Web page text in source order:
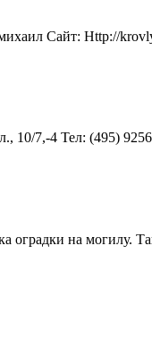
Сайт: Http://
10/7,-4 Teл: (495)
оградки на могилу.